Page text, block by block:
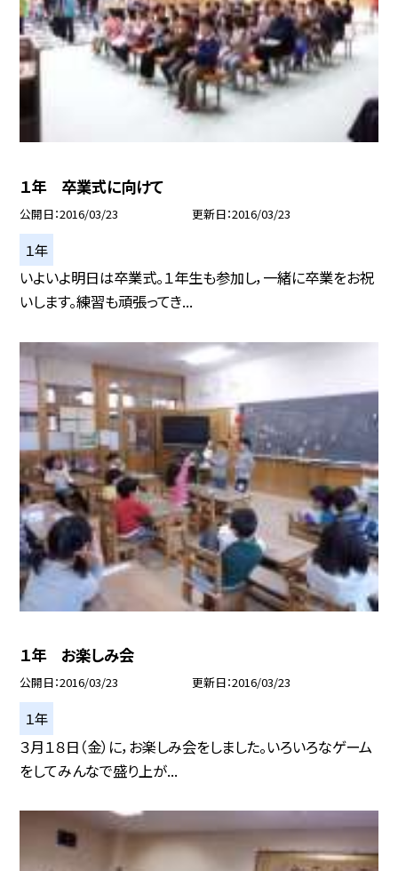
１年 卒業式に向けて
公開日 2016/03/23 更新日 2016/03/23
１年
いよいよ明日は卒業式。１年生も参加し，一緒に卒業をお祝
いします。練習も頑張ってき...
１年 お楽しみ会
公開日 2016/03/23 更新日 2016/03/23
１年
３月１８日（金）に，お楽しみ会をしました。いろいろなゲーム
をしてみんなで盛り上が...